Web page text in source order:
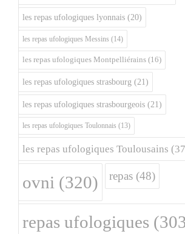
les repas ufologiques lyonnais (20)
les repas ufologiques Messins (14)
les repas ufologiques Montpelliérains (16)
les repas ufologiques strasbourg (21)
les repas ufologiques strasbourgeois (21)
les repas ufologiques Toulonnais (13)
les repas ufologiques Toulousains
ovni (320) repas (48)
repas ufologiques